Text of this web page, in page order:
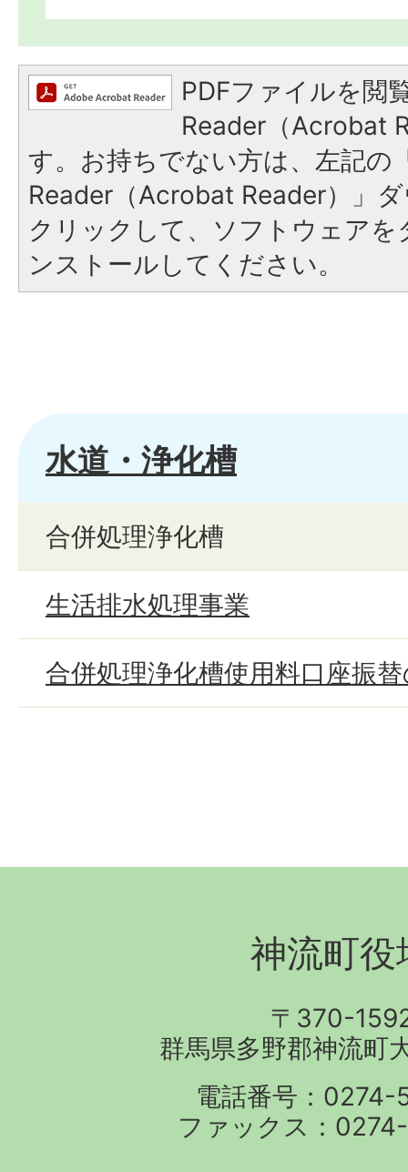
PDFファイルを閲
Reader（Acrobat
す。お持ちでない方は、左記の
Reader（Acrobat Reader）」
クリックして、ソフトウェア
ンストールしてください。
水道・浄化槽
合併処理浄化槽
生活排水処理事業
合併処理浄化槽使用料口座振
神流町役
〒370-
群馬県多野郡神流町
電話番号：0274-
ファックス：